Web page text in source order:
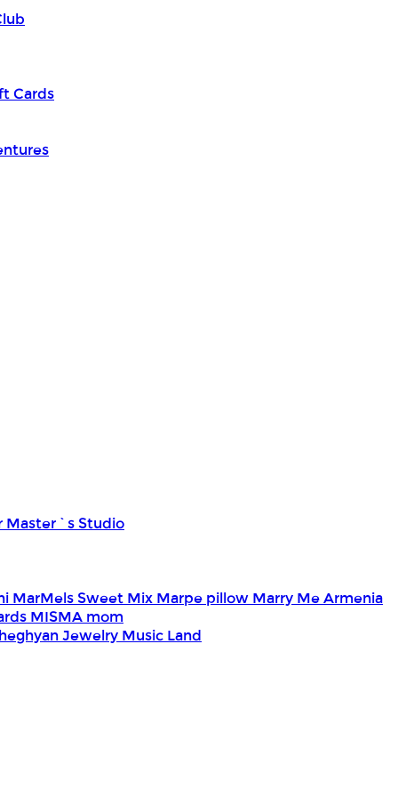
Cards
Master`s Studio
MarMels Sweet Mix Marpe pillow Marry Me Armenia
MISMA mom
Jewelry Music Land